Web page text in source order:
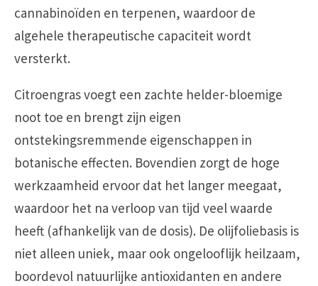
cannabinoïden en terpenen, waardoor de
algehele therapeutische capaciteit wordt
versterkt.
Citroengras voegt een zachte helder-bloemige
noot toe en brengt zijn eigen
ontstekingsremmende eigenschappen in
botanische effecten. Bovendien zorgt de hoge
werkzaamheid ervoor dat het langer meegaat,
waardoor het na verloop van tijd veel waarde
heeft (afhankelijk van de dosis). De olijfoliebasis is
niet alleen uniek, maar ook ongelooflijk heilzaam,
boordevol natuurlijke antioxidanten en andere